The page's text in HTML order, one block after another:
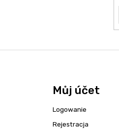
Můj účet
Logowanie
Rejestracja